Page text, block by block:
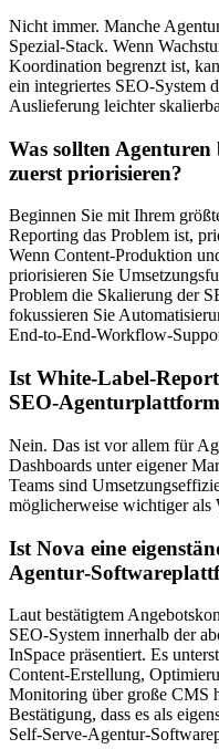
Nicht immer. Manche
Spezial‑Stack. Wenn
Koordination begrenzt ist,
ein integriertes SEO‑System
Auslieferung leichter
Was sollten
zuerst priorisieren?
Beginnen Sie mit Ihrem
Reporting das Problem ist,
Wenn Content‑Produktion
priorisieren Sie
Problem die Skalierung der
fokussieren Sie
Ist
SEO‑Agenturplattform
Nein. Das ist vor allem für
Dashboards unter eigener
Teams sind
möglicherweise wichtiger als
Ist Nova eine
Laut bestätigtem
SEO‑System innerhalb der
InSpace präsentiert. Es
Content‑Erstellung,
Monitoring über große CMS
Bestätigung, dass es als